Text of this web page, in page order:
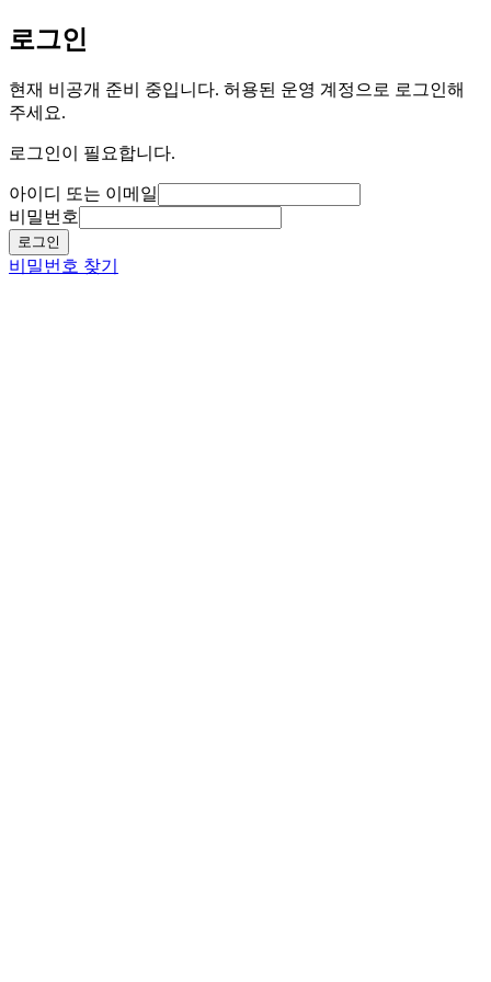
로그인
현재 비공개 준비 중입니다. 허용된 운영 계정으로 로그인해
주세요.
로그인이 필요합니다.
아이디 또는 이메일
비밀번호
로그인
비밀번호 찾기